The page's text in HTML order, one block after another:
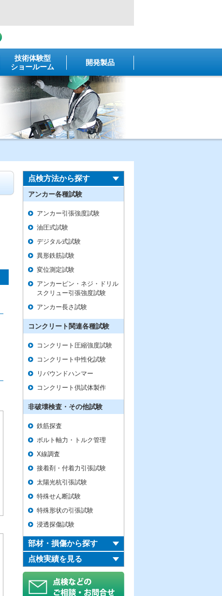
技術体験型
ショールーム
開発製品
点検方法から探す
アンカー各種試験
アンカー引張強度試験
油圧式試験
デジタル式試験
異形鉄筋試験
変位測定試験
アンカーピン・ネジ・ドリル
スクリュー引張強度試験
アンカー長さ試験
コンクリート関連各種試験
コンクリート圧縮強度試験
コンクリート中性化試験
リバウンドハンマー
コンクリート供試体製作
非破壊検査・その他試験
鉄筋探査
ボルト軸力・トルク管理
X線調査
接着剤・付着力引張試験
太陽光杭引張試験
特殊せん断試験
特殊形状の引張試験
浸透探傷試験
部材・損傷から探す
点検実績を見る